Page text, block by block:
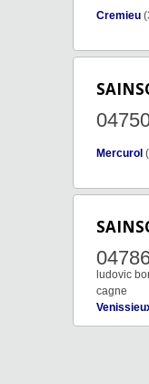
Cremieu
Mercurol
ludovic
cagne